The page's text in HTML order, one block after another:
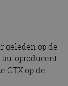
geleden op de
GTX op de